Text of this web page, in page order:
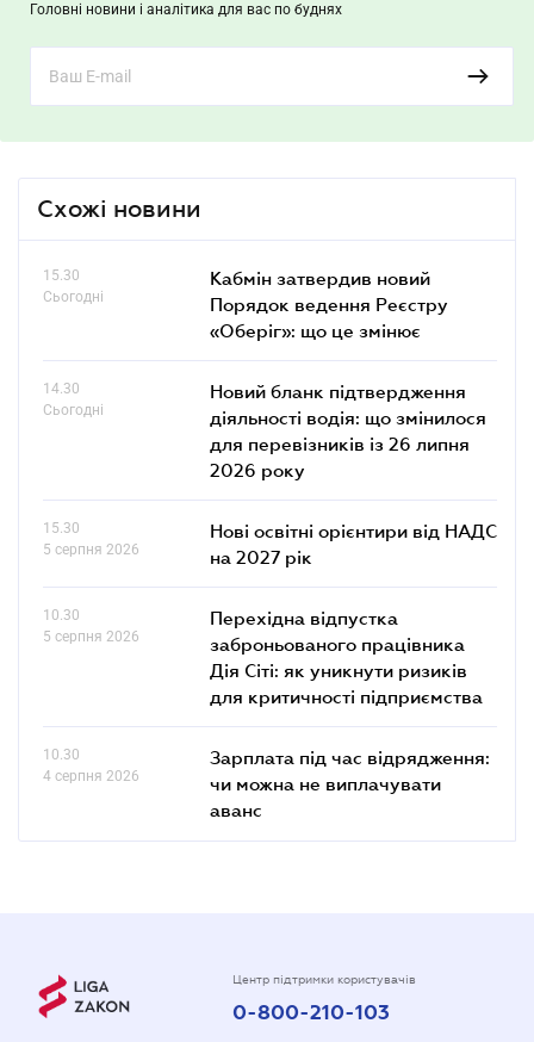
Головні новини і аналітика для вас по буднях
Схожі новини
15.30
Сьогодні
Кабмін затвердив новий
Порядок ведення Реєстру
«Оберіг»: що це змінює
14.30
Сьогодні
Новий бланк підтвердження
діяльності водія: що змінилося
для перевізників із 26 липня
2026 року
15.30
5 серпня 2026
Нові освітні орієнтири від НАДС
на 2027 рік
10.30
5 серпня 2026
Перехідна відпустка
заброньованого працівника
Дія Сіті: як уникнути ризиків
для критичності підприємства
10.30
4 серпня 2026
Зарплата під час відрядження:
чи можна не виплачувати
аванс
Центр підтримки користувачів
0-800-210-103